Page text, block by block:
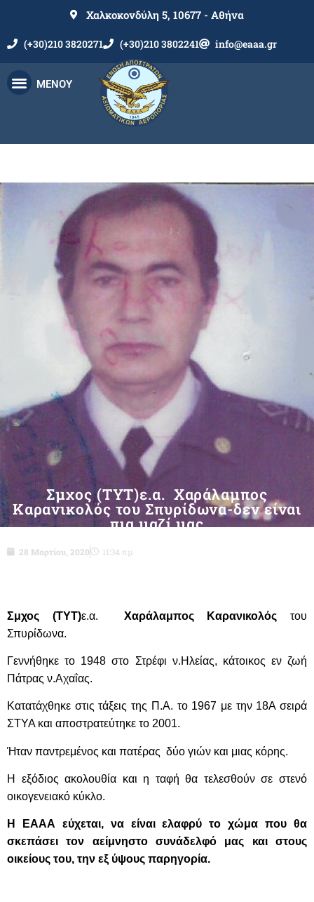
Χαλκοκονδύλη 5, 10677 - Αθήνα
(+30)210 3820271 (+30)210 3802241 info@eaaa.gr
ΜΕΝΟΥ
Σμχος (ΤΥΤ)ε.α. Χαράλαμπος
Καρανικολός του Σπυρίδωνα-δεν είναι
πια μαζί μας
28 Μαρτίου, 2020 11:34 πμ
Σμχος (ΤΥΤ)ε.α. Χαράλαμπος Καρανικολόςτου
Σπυρίδωνα.
Γεννήθηκε το 1948 στο Στρέφι ν.Ηλείας, κάτοικος εν ζωή
Πάτρας ν.Αχαΐας.
Κατατάχθηκε στις τάξεις της Π.Α. το 1967 με την 18Α σειρά
ΣΤΥΑ και αποστρατεύτηκε το 2001.
Ήταν παντρεμένος και πατέρας δύο γιών και μιας κόρης.
Η εξόδιος ακολουθία και η ταφή θα τελεσθούν σε στενό
οικογενειακό κύκλο.
Η ΕΑΑΑ εύχεται, να είναι ελαφρύ το χώμα που θα
σκεπάσει τον αείμνηστο συνάδελφό μας και στους
οικείους του, την εξ ύψους παρηγορία.